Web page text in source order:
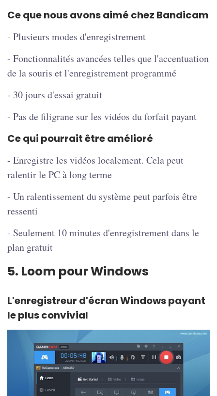
Ce que nous avons aimé chez Bandicam
- Plusieurs modes d'enregistrement
- Fonctionnalités avancées telles que l'accentuation
de la souris et l'enregistrement programmé
- 30 jours d'essai gratuit
- Pas de filigrane sur les vidéos du forfait payant
Ce qui pourrait être amélioré
- Enregistre les vidéos localement. Cela peut
ralentir le PC à long terme
- Un ralentissement du système peut parfois être
ressenti
- Seulement 10 minutes d'enregistrement dans le
plan gratuit
5. Loom pour Windows
L'enregistreur d'écran Windows payant
le plus convivial